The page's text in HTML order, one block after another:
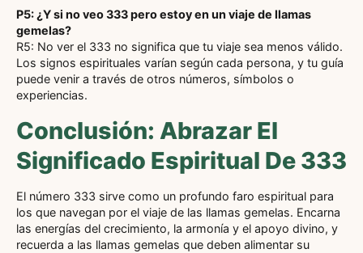
P5: ¿Y si no veo 333 pero estoy en un viaje de llamas
gemelas?
R5: No ver el 333 no significa que tu viaje sea menos válido.
Los signos espirituales varían según cada persona, y tu guía
puede venir a través de otros números, símbolos o
experiencias.
Conclusión: Abrazar El
Significado Espiritual De 333
El número 333 sirve como un profundo faro espiritual para
los que navegan por el viaje de las llamas gemelas. Encarna
las energías del crecimiento, la armonía y el apoyo divino, y
recuerda a las llamas gemelas que deben alimentar su